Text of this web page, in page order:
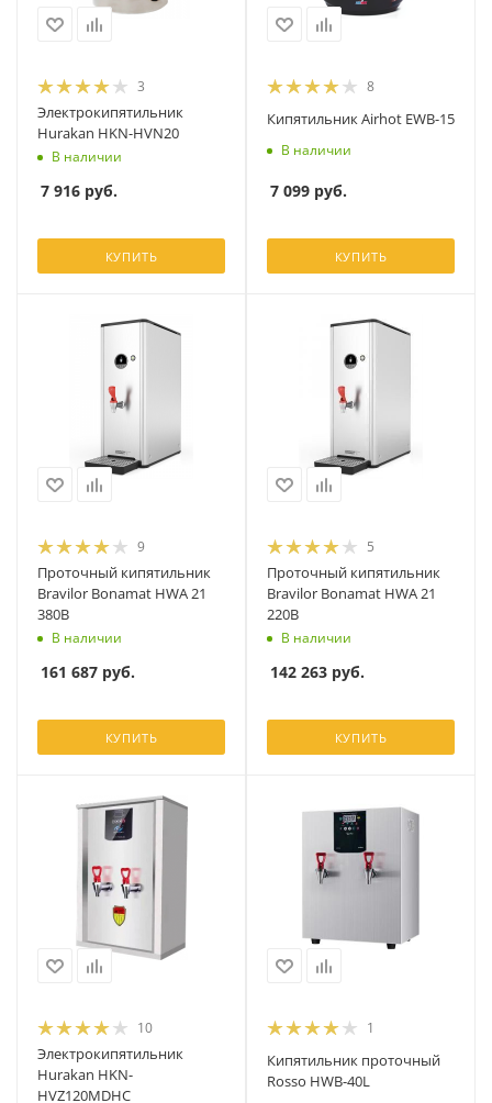
3
Электрокипятильник
Hurakan HKN-HVN20
В наличии
7 916 руб.
КУПИТЬ
8
Кипятильник Airhot EWB-15
В наличии
7 099 руб.
КУПИТЬ
9
Проточный кипятильник
Bravilor Bonamat HWA 21
380В
В наличии
161 687 руб.
КУПИТЬ
5
Проточный кипятильник
Bravilor Bonamat HWA 21
220В
В наличии
142 263 руб.
КУПИТЬ
10
Электрокипятильник
Hurakan HKN-
HVZ120MDHC
1
Кипятильник проточный
Rosso HWB-40L